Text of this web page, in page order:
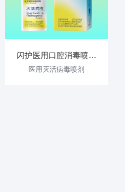
闪护医用口腔消毒喷剂
15ml
医用灭活病毒喷剂